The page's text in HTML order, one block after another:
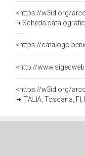
<https://w3id.org/
Scheda
<https://
<https://w3id.org/
ITALIA, Toscana, FI,